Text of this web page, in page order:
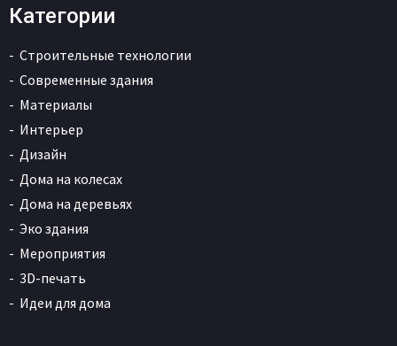
Категории
Строительные технологии
Современные здания
Материалы
Интерьер
Дизайн
Дома на колесах
Дома на деревьях
Эко здания
Мероприятия
3D-печать
Идеи для дома